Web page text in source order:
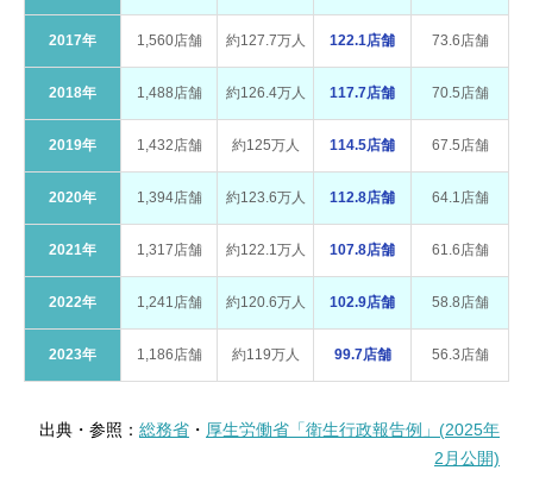
2017年 1,560店舗 約127.7万人 122.1店舗 73.6店舗
2018年 1,488店舗 約126.4万人 117.7店舗 70.5店舗
2019年 1,432店舗 約125万人 114.5店舗 67.5店舗
2020年 1,394店舗 約123.6万人 112.8店舗 64.1店舗
2021年 1,317店舗 約122.1万人 107.8店舗 61.6店舗
2022年 1,241店舗 約120.6万人 102.9店舗 58.8店舗
2023年 1,186店舗 約119万人 99.7店舗 56.3店舗
出典・参照： 総務省 ・ 厚生労働省「衛生行政報告例」(2025年
2月公開)